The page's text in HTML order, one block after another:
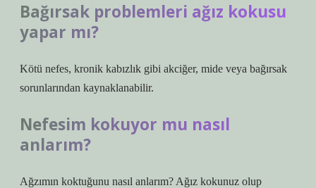
Bağırsak problemleri ağız kokusu
yapar mı?
Kötü nefes, kronik kabızlık gibi akciğer, mide veya bağırsak
sorunlarından kaynaklanabilir.
Nefesim kokuyor mu nasıl
anlarım?
Ağzımın koktuğunu nasıl anlarım? Ağız kokunuz olup